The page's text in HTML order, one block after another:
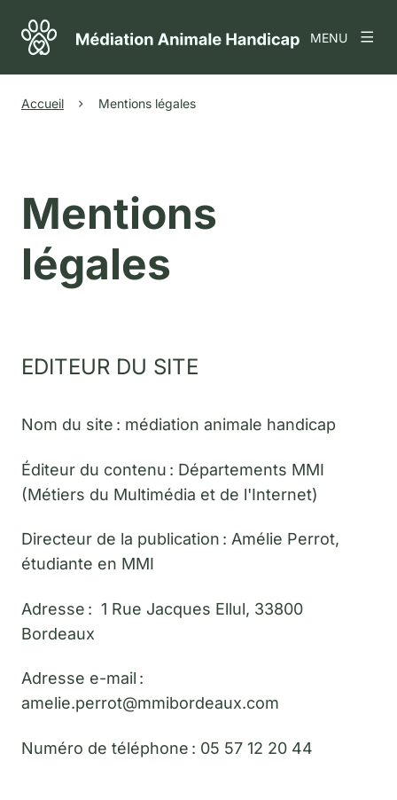
MENU
Accueil Mentions légales
Mentions
légales
EDITEUR DU SITE
Nom du site : médiation animale handicap
Éditeur du contenu : Départements MMI
(Métiers du Multimédia et de l'Internet)
Directeur de la publication : Amélie Perrot,
étudiante en MMI
Adresse : 1 Rue Jacques Ellul, 33800
Bordeaux
Adresse e-mail :
amelie.perrot@mmibordeaux.com
Numéro de téléphone : 05 57 12 20 44